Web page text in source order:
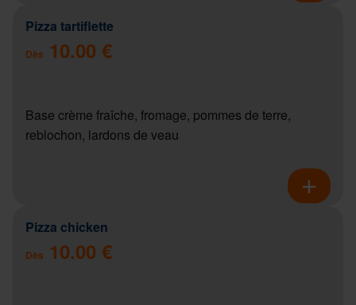
Pizza tartiflette
Dès 10.00 €
Base crème fraîche, fromage, pommes de terre,
reblochon, lardons de veau
Pizza chicken
Dès 10.00 €